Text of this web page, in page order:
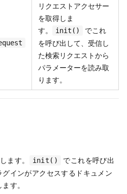
リクエストアクセサー
を取得しま
す。
init()
でこれ
を呼び出して、受信し
た検索リクエストから
パラメーターを読み取
ります。
ます。 init()
でこれを呼び出
インがアクセスするドキュメン
す。